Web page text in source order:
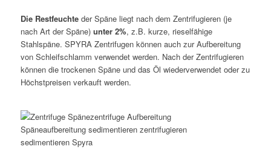
Die Restfeuchteder Späne liegt nach dem Zentrifugieren (je
nach Art der Späne) unter 2%, z.B. kurze, rieselfähige
Stahlspäne. SPYRA Zentrifugen können auch zur Aufbereitung
von Schleifschlamm verwendet werden. Nach der Zentrifugieren
können die trockenen Späne und das Öl wiederverwendet oder zu
Höchstpreisen verkauft werden.